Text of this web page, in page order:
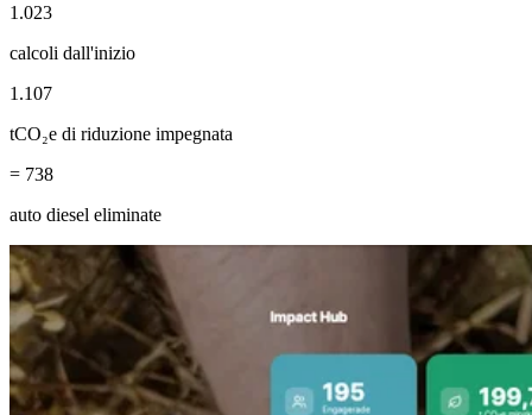
1.023
calcoli dall'inizio
1.107
tCO₂e di riduzione impegnata
= 738
auto diesel eliminate